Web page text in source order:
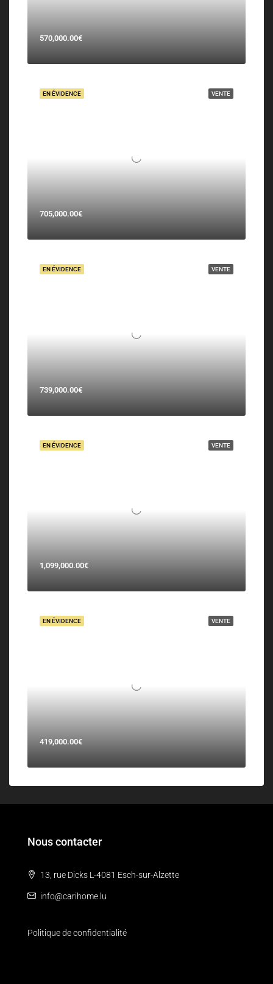
570,000.00€
VENTE
EN ÉVIDENCE
705,000.00€
VENTE
EN ÉVIDENCE
739,000.00€
VENTE
EN ÉVIDENCE
1,099,000.00€
VENTE
EN ÉVIDENCE
419,000.00€
Nous contacter
13, rue Dicks L-4081 Esch-sur-Alzette
info@carihome.lu
Politique de confidentialité